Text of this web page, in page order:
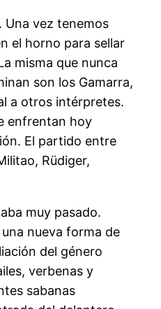
Una vez tenemos
el horno para sellar
misma que nunca
son los Gamarra,
a otros intérpretes.
enfrentan hoy
El partido entre
Rüdiger,
muy pasado.
nueva forma de
del género
verbenas y
sabanas